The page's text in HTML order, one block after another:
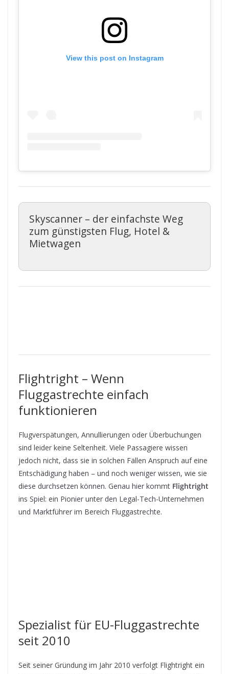
View this post on Instagram
Skyscanner – der einfachste Weg
zum günstigsten Flug, Hotel &
Mietwagen
Flightright – Wenn
Fluggastrechte einfach
funktionieren
Flugverspätungen, Annullierungen oder Überbuchungen
sind leider keine Seltenheit. Viele Passagiere wissen
jedoch nicht, dass sie in solchen Fällen Anspruch auf eine
Entschädigung haben – und noch weniger wissen, wie sie
diese durchsetzen können. Genau hier kommt Flightright
ins Spiel: ein Pionier unter den Legal-Tech-Unternehmen
und Marktführer im Bereich Fluggastrechte.
Spezialist für EU-Fluggastrechte
seit 2010
Seit seiner Gründung im Jahr 2010 verfolgt Flightright ein